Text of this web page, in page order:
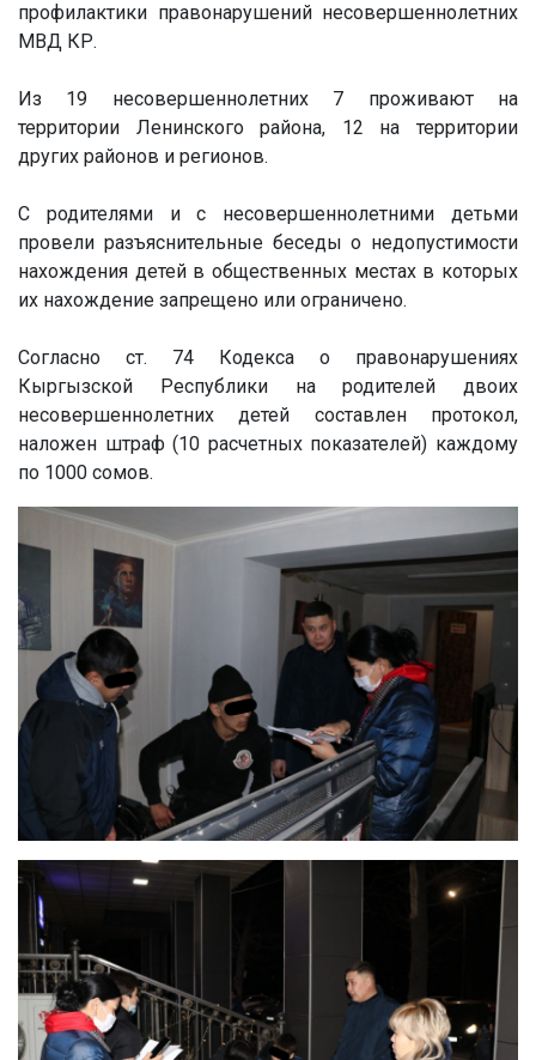
профилактики правонарушений несовершеннолетних
МВД КР.
Из 19 несовершеннолетних 7 проживают на
территории Ленинского района, 12 на территории
других районов и регионов.
С родителями и с несовершеннолетними детьми
провели разъяснительные беседы о недопустимости
нахождения детей в общественных местах в которых
их нахождение запрещено или ограничено.
Согласно ст. 74 Кодекса о правонарушениях
Кыргызской Республики на родителей двоих
несовершеннолетних детей составлен протокол,
наложен штраф (10 расчетных показателей) каждому
по 1000 сомов.